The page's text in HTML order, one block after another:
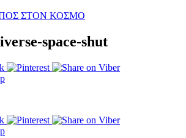
ΣΤΟΝ ΚΟΣΜΟ
space-shut